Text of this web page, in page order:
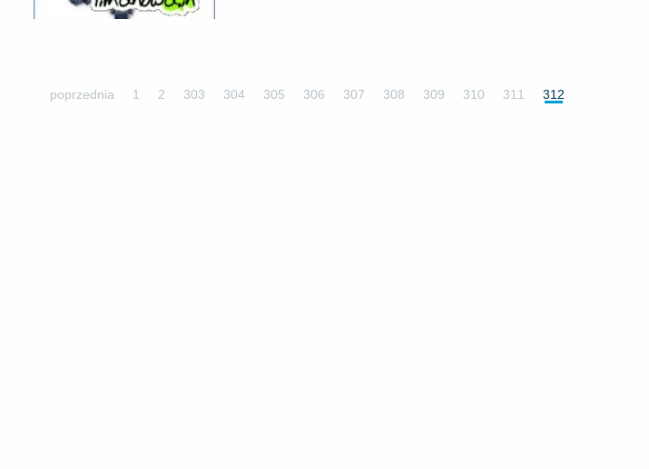
poprzednia 1 2 303 304 305 306 307 308 309 310 311 312